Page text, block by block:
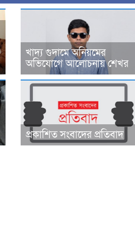
খাদ্য গুদামে অনিয়মের
অভিযোগে আলোচনায় শেখর
প্রকাশিত সংবাদের প্রতিবাদ